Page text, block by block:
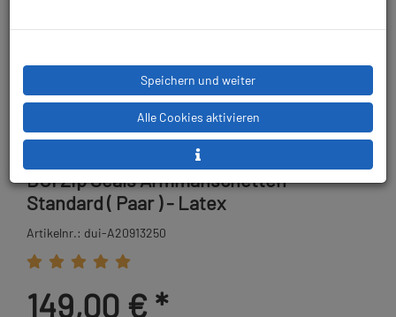
DUI Zip Seals Armmanschetten -
Standard ( Paar ) - Latex
Artikelnr.: dui-A20913250
149,00 € *
Speichern und weiter
Alle Cookies aktivieren